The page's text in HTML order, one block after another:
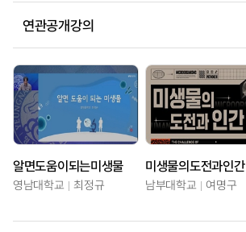
연관공개강의
알면도움이되는미생물
영남대학교 최정규
미생물의도전과인간
남부대학교 여명구